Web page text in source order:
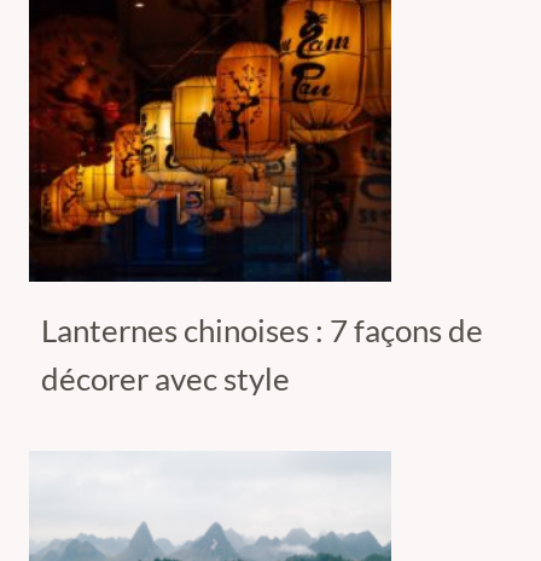
Lanternes chinoises : 7 façons de
décorer avec style